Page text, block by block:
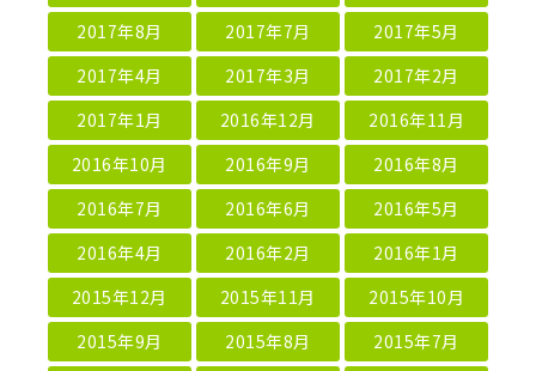
2017年8月
2017年7月
2017年5月
2017年4月
2017年3月
2017年2月
2017年1月
2016年12月
2016年11月
2016年10月
2016年9月
2016年8月
2016年7月
2016年6月
2016年5月
2016年4月
2016年2月
2016年1月
2015年12月
2015年11月
2015年10月
2015年9月
2015年8月
2015年7月